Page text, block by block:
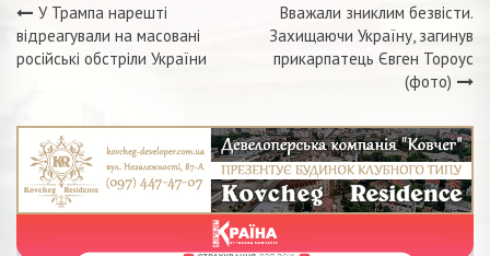
Навігація
У Трампа нарешті
відреагували на масовані
російські обстріли України
Вважали зниклим безвісти.
Захищаючи Україну, загинув
прикарпатець Євген Тороус
(фото)